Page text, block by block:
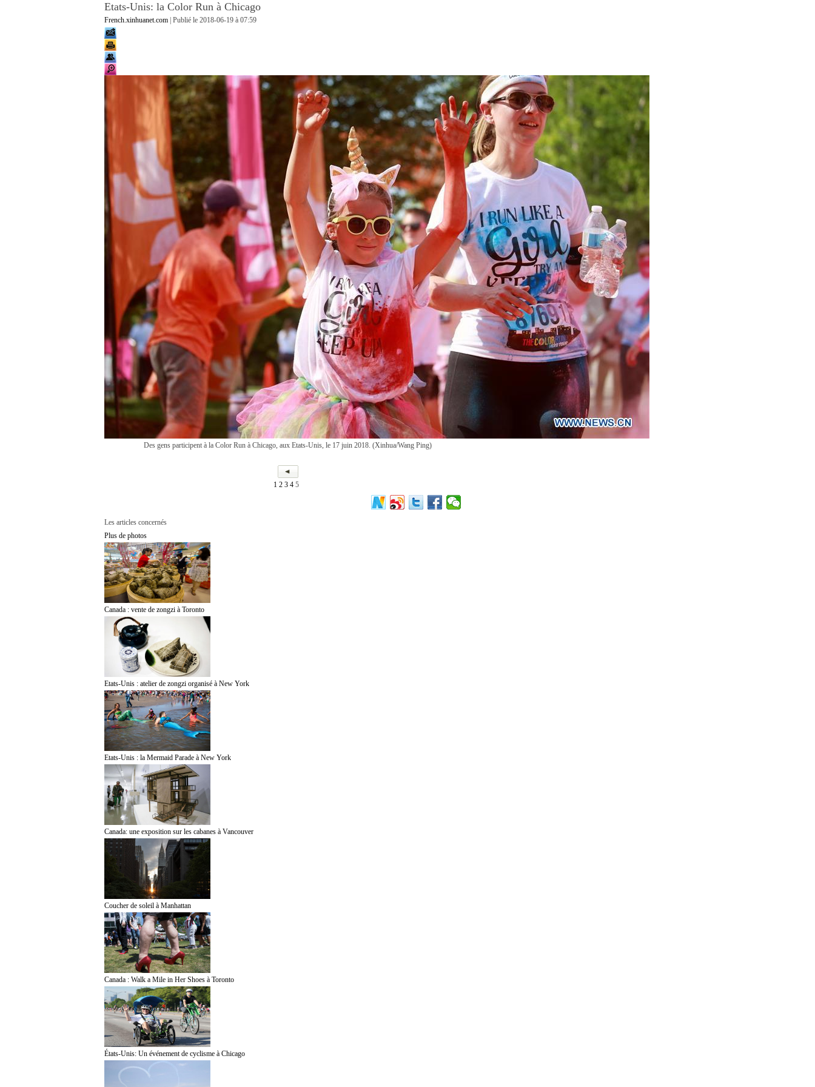
Etats-Unis: la Color Run à Chicago
French.xinhuanet.com | Publié le 2018-06-19 à 07:59
Des gens participent à la Color Run à Chicago, aux Etats-Unis, le 17 juin 2018. (Xinhua/Wang Ping)
1 2 3 4 5
Les articles concernés
Plus de photos
Canada : vente de zongzi à Toronto
Etats-Unis : atelier de zongzi organisé à New York
Etats-Unis : la Mermaid Parade à New York
Canada: une exposition sur les cabanes à Vancouver
Coucher de soleil à Manhattan
Canada : Walk a Mile in Her Shoes à Toronto
États-Unis: Un événement de cyclisme à Chicago